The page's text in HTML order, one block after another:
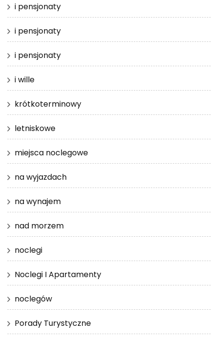
i pensjonaty
i pensjonaty
i pensjonaty
i wille
krótkoterminowy
letniskowe
miejsca noclegowe
na wyjazdach
na wynajem
nad morzem
noclegi
Noclegi I Apartamenty
noclegów
Porady Turystyczne